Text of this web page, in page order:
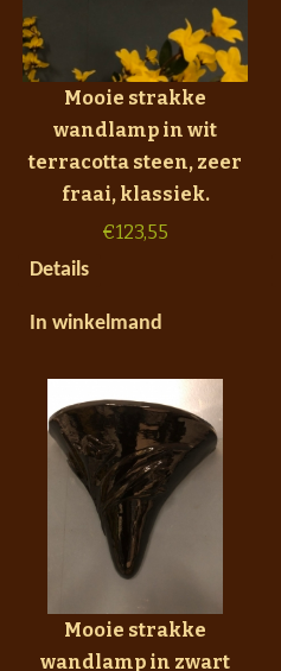
Mooie strakke
wandlamp in wit
terracotta steen, zeer
fraai, klassiek.
€123,55
Details
In winkelmand
Mooie strakke
wandlamp in zwart